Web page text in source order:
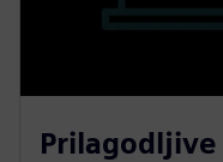
Prilagodljive